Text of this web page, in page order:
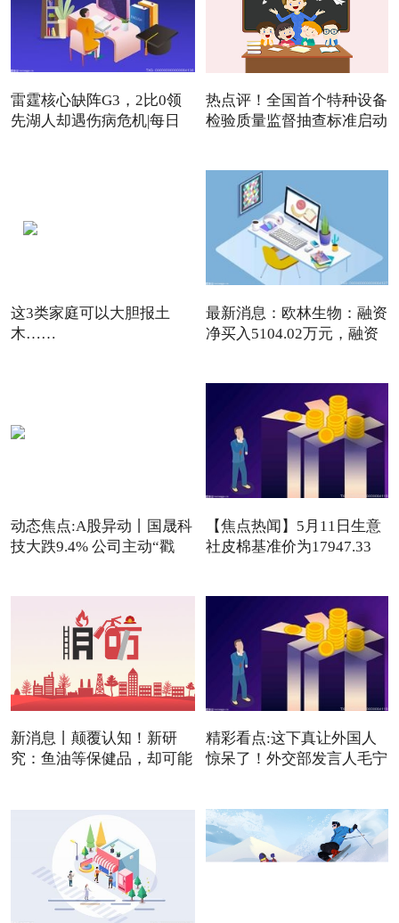
雷霆核心缺阵G3，2比0领
先湖人却遇伤病危机|每日
热点评！全国首个特种设备
检验质量监督抽查标准启动
这3类家庭可以大胆报土
木……
最新消息：欧林生物：融资
净买入5104.02万元，融资
动态焦点:A股异动丨国晟科
技大跌9.4% 公司主动“戳
【焦点热闻】5月11日生意
社皮棉基准价为17947.33
新消息丨颠覆认知！新研
究：鱼油等保健品，却可能
精彩看点:这下真让外国人
惊呆了！外交部发言人毛宁